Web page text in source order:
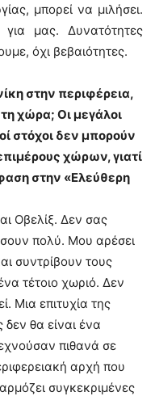
μπορεί να μιλήσει.
μας. Δυνατότητες
όχι βεβαιότητες.
στην περιφέρεια,
χώρα; Οι μεγάλοι
στόχοι δεν μπορούν
χώρων, γιατί
στην «Ελεύθερη
Οβελίξ. Δεν σας
πολύ. Μου αρέσει
συντρίβουν τους
τέτοιο χωριό. Δεν
Μια επιτυχία της
δεν θα είναι ένα
πιθανά σε
αρχή που
συγκεκριμένες